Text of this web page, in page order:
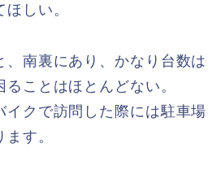
しい。
、南裏にあり、かなり台数は
ことはほとんどない。
イクで訪問した際には駐車場
す。